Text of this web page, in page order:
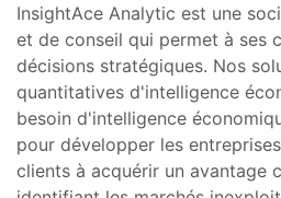
InsightAce Analytic est une
et de conseil qui permet à ses
décisions stratégiques. Nos
quantitatives d'intelligence
besoin d'intelligence
pour développer les
clients à acquérir un avantage